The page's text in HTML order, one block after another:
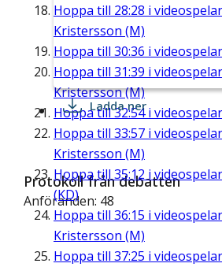
Hoppa till 28:28 i
Kristersson (M)
Hoppa till 30:36 i
Hoppa till 31:39 i
Kristersson (M)
Hoppa till32:54i
Hoppa till 33:57 i
Kristersson (M)
Hoppa till 35:12 i
(KD)
Hoppa till 36:15 i
Kristersson (M)
Hoppa till 37:25 i
Ladda ner
Protokoll från debatten
Anföranden: 48